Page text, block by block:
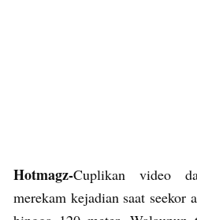
Hotmagz-Cuplikan video
merekam kejadian saat seekor